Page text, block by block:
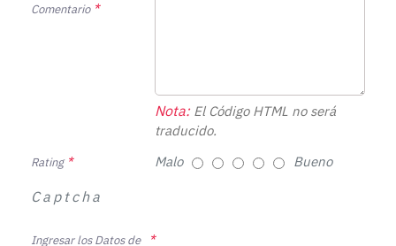
Comentario
Nota:El Código HTML no será
traducido.
Rating Malo Bueno
Captcha
Ingresar los Datos de